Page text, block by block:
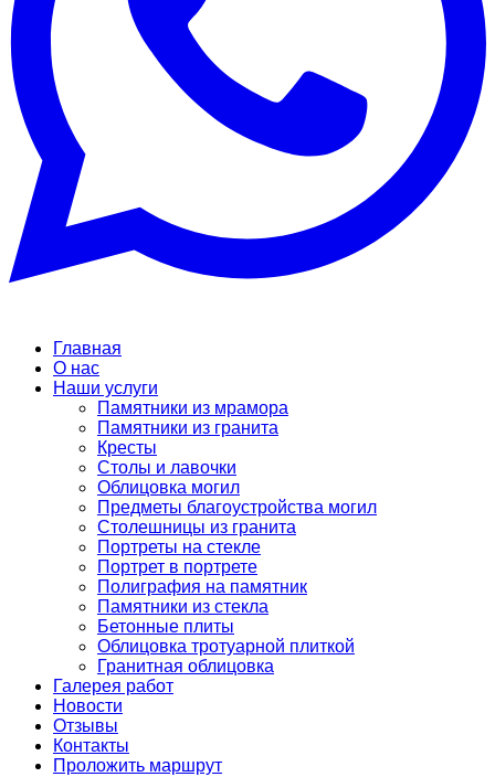
Главная
О нас
Наши услуги
Памятники из мрамора
Памятники из гранита
Кресты
Столы и лавочки
Облицовка могил
Предметы благоустройства могил
Столешницы из гранита
Портреты на стекле
Портрет в портрете
Полиграфия на памятник
Памятники из стекла
Бетонные плиты
Облицовка тротуарной плиткой
Гранитная облицовка
Галерея работ
Новости
Отзывы
Контакты
Проложить маршрут